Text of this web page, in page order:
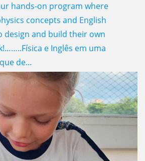
hands-on program where
concepts and English
design and build their own
e Inglês em uma
de...